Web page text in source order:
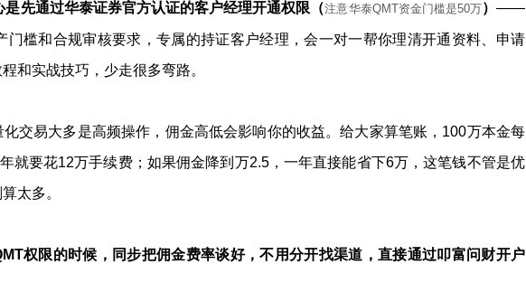
先通过华泰证券官方认证的客户经理开通权限（注意华泰QMT资金门槛是50万）——
门槛和合规审核要求，专属的持证客户经理，会一对一帮你理清开通资料、申请
和实战技巧，少走很多弯路。
化交易大多是高频操作，佣金高低会影响你的收益。给大家算笔账，100万本金每
就要花12万手续费；如果佣金降到万2.5，一年直接能省下6万，这笔钱不管是优
太多。
权限的时候，同步把佣金费率谈好，不用分开找渠道，直接通过叩富问财开户